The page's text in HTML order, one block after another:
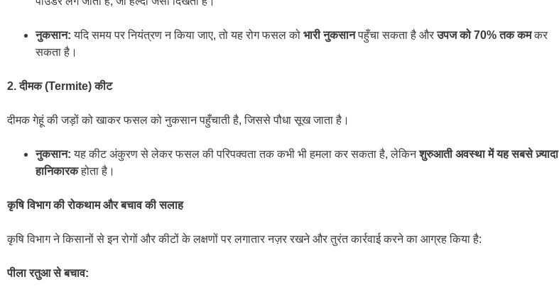
नुकसान: यदि समय पर नियंत्रण न किया जाए, तो यह रोग फसल को भारी नुकसानपहुँचा सकता है औरउपज को 70% तक कमकर
सकता है।
2. दीमक (Termite) कीट
दीमक गेहूं की जड़ों को खाकर फसल को नुकसान पहुँचाती है, जिससे पौधा सूख जाता है।
नुकसान: यह कीट अंकुरण से लेकर फसल की परिपक्वता तक कभी भी हमला कर सकता है, लेकिनशुरुआती अवस्था में यह सबसे ज़्यादा
हानिकारकहोता है।
कृषि विभाग की रोकथाम और बचाव की सलाह
कृषि विभाग ने किसानों से इन रोगों और कीटों के लक्षणों पर लगातार नज़र रखने और तुरंत कार्रवाई करने का आग्रह किया है:
पीला रतुआ से बचाव: